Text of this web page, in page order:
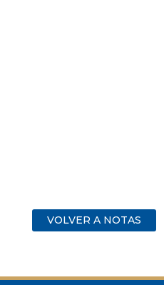
VOLVER A NOTAS